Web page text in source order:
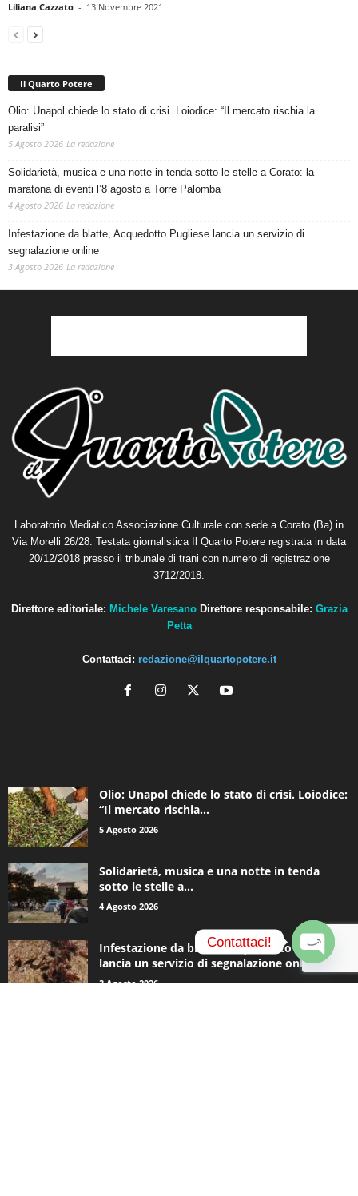
Liliana Cazzato - 13 Novembre 2021
Il Quarto Potere
Olio: Unapol chiede lo stato di crisi. Loiodice: “Il mercato rischia la
paralisi”
5 Agosto 2026 La redazione
Solidarietà, musica e una notte in tenda sotto le stelle a Corato: la
maratona di eventi l’8 agosto a Torre Palomba
4 Agosto 2026 La redazione
Infestazione da blatte, Acquedotto Pugliese lancia un servizio di
segnalazione online
3 Agosto 2026 La redazione
Laboratorio Mediatico Associazione Culturale con sede a Corato (Ba) in
Via Morelli 26/28. Testata giornalistica Il Quarto Potere registrata in data
20/12/2018 presso il tribunale di trani con numero di registrazione
3712/2018.
Direttore editoriale: Michele Varesano Direttore responsabile: Grazia
Petta
Contattaci: redazione@ilquartopotere.it
Olio: Unapol chiede lo stato di crisi. Loiodice:
“Il mercato rischia...
5 Agosto 2026
Solidarietà, musica e una notte in tenda
sotto le stelle a...
4 Agosto 2026
Infestazione da blatte, Acquedotto Pugliese
lancia un servizio di segnalazione online
3 Agosto 2026
Contattaci!
O